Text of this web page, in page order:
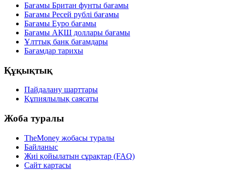
Бағамы Британ фунты бағамы
Бағамы Ресей рублі бағамы
Бағамы Еуро бағамы
Бағамы АҚШ доллары бағамы
Ұлттық банк бағамдары
Бағамдар тарихы
Құқықтық
Пайдалану шарттары
Құпиялылық саясаты
Жоба туралы
TheMoney жобасы туралы
Байланыс
Жиі қойылатын сұрақтар (FAQ)
Сайт картасы